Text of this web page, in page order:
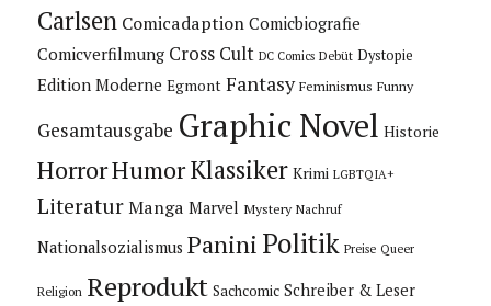
Carlsen Comicadaption Comicbiografie
Comicverfilmung Cross Cult DC Comics Debüt Dystopie
Edition Moderne Egmont Fantasy Feminismus Funny
Gesamtausgabe Graphic Novel Historie
HorrorHumorKlassiker Krimi LGBTQIA+
Literatur Manga Marvel Mystery Nachruf
Nationalsozialismus Panini Politik Preise Queer
Religion Reprodukt Sachcomic Schreiber & Leser